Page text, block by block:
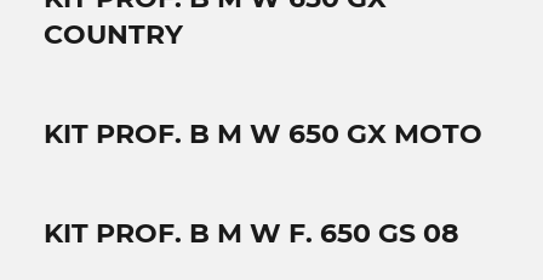
COUNTRY
KIT PROF. B M W 650 GX MOTO
KIT PROF. B M W F. 650 GS 08